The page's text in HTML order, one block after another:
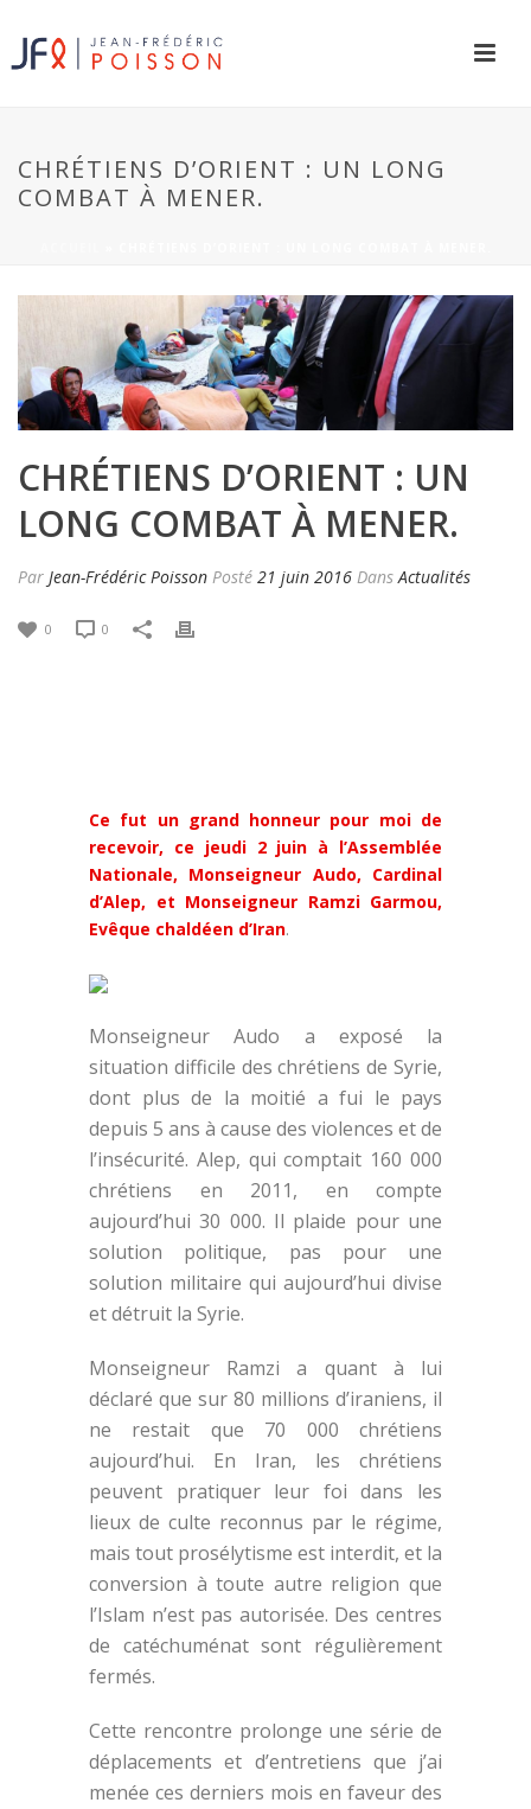
CHRÉTIENS D’ORIENT : UN LONG
COMBAT À MENER.
CHRÉTIENS D’ORIENT : UN
LONG COMBAT À MENER.
Par Jean-Frédéric Poisson Posté 21 juin 2016 DansActualités
0 0
Ce fut un grand honneur pour moi de
recevoir, ce jeudi 2 juin à l’Assemblée
Nationale, Monseigneur Audo, Cardinal
d’Alep, et Monseigneur Ramzi Garmou,
Evêque chaldéen d’Iran.
Monseigneur Audo a exposé la
situation difficile des chrétiens de Syrie,
dont plus de la moitié a fui le pays
depuis 5 ans à cause des violences et de
l’insécurité. Alep, qui comptait 160 000
chrétiens en 2011, en compte
aujourd’hui 30 000. Il plaide pour une
solution politique, pas pour une
solution militaire qui aujourd’hui divise
et détruit la Syrie.
Monseigneur Ramzi a quant à lui
déclaré que sur 80 millions d’iraniens, il
ne restait que 70 000 chrétiens
aujourd’hui. En Iran, les chrétiens
peuvent pratiquer leur foi dans les
lieux de culte reconnus par le régime,
mais tout prosélytisme est interdit, et la
conversion à toute autre religion que
l’Islam n’est pas autorisée. Des centres
de catéchuménat sont régulièrement
fermés.
Cette rencontre prolonge une série de
déplacements et d’entretiens que j’ai
menée ces derniers mois en faveur des